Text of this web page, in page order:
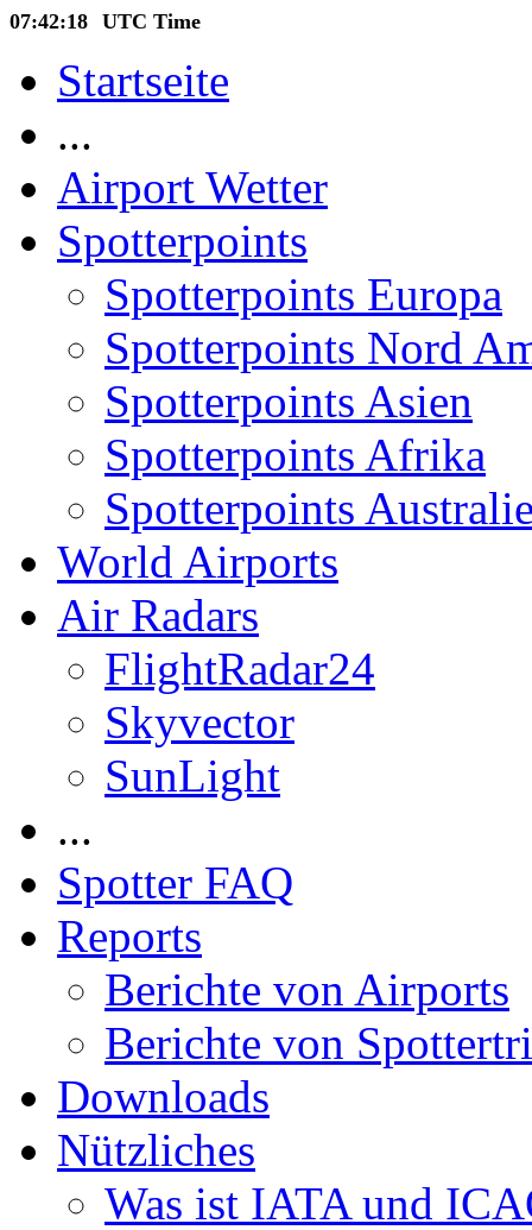
07:42:19 UTC Time
Startseite
...
Airport Wetter
Spotterpoints
Spotterpoints Europa
Spotterpoints Nord
Spotterpoints Asien
Spotterpoints Afrika
Spotterpoints
World Airports
Air Radars
FlightRadar24
Skyvector
SunLight
...
Spotter FAQ
Reports
Berichte von Airports
Berichte von
Downloads
Nützliches
Was ist IATA und